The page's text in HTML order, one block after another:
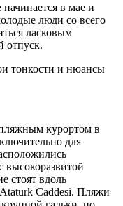
в мае и
люди со всего
ласковым
отпуск.
тонкости и нюансы
курортом в
для
стоят вдоль
Caddesi. Пляжи